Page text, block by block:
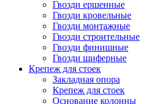
Гвозди ершенные
Гвозди кровельные
Гвозди монтажные
Гвозди строительные
Гвозди финишные
Гвозди шиферные
Крепеж для стоек
Закладная опора
Крепеж для стоек
Основание колонны